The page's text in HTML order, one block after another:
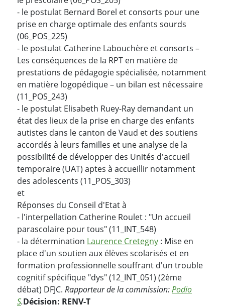
- le postulat Bernard Borel et consorts pour une
prise en charge optimale des enfants sourds
(06_POS_225)
- le postulat Catherine Labouchère et consorts –
Les conséquences de la RPT en matière de
prestations de pédagogie spécialisée, notamment
en matière logopédique – un bilan est nécessaire
(11_POS_243)
- le postulat Elisabeth Ruey-Ray demandant un
état des lieux de la prise en charge des enfants
autistes dans le canton de Vaud et des soutiens
accordés à leurs familles et une analyse de la
possibilité de développer des Unités d'accueil
temporaire (UAT) aptes à accueillir notamment
des adolescents (11_POS_303)
et
Réponses du Conseil d'Etat à
- l'interpellation Catherine Roulet : "Un accueil
parascolaire pour tous" (11_INT_548)
- la détermination Laurence Cretegny : Mise en
place d'un soutien aux élèves scolarisés et en
formation professionnelle souffrant d'un trouble
cognitif spécifique "dys" (12_INT_051) (2ème
débat) DFJC. Rapporteur de la commission:Podio
S.Décision: RENV-T